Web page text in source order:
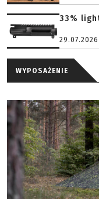
33%
29.07.2026
WYPOSAŻENIE